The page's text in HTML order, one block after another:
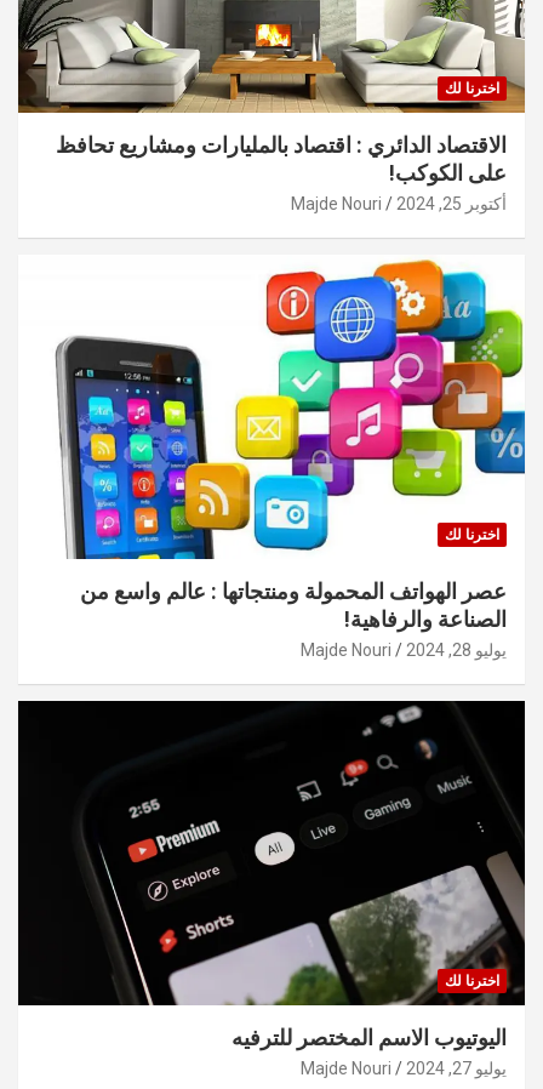
اخترنا لك
الاقتصاد الدائري : اقتصاد بالمليارات ومشاريع تحافظ
على الكوكب!
أكتوبر 25, 2024 Majde Nouri
اخترنا لك
عصر الهواتف المحمولة ومنتجاتها : عالم واسع من
الصناعة والرفاهية!
يوليو 28, 2024 Majde Nouri
اخترنا لك
اليوتيوب الاسم المختصر للترفيه
يوليو 27, 2024 Majde Nouri